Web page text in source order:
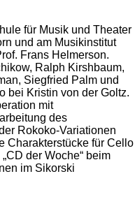
für Musik und Theater
und am Musikinstitut
Frans Helmerson.
Ralph Kirshbaum,
Siegfried Palm und
bei Kristin von der Goltz.
mit
des
Rokoko-Variationen
Charakterstücke für Cello
der Woche“ beim
im Sikorski